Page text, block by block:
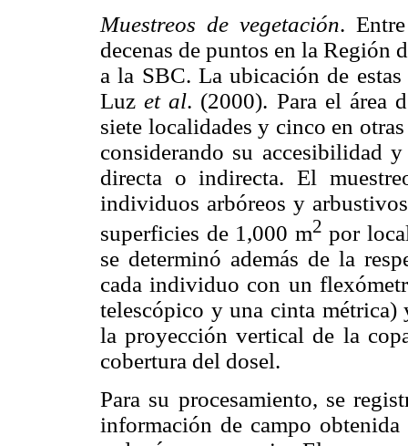
Muestreos de vegetación.
decenas de puntos en la Región
a la SBC. La ubicación de
Luzet al. (2000). Para el área
siete localidades y cinco en
considerando su accesibilidad
directa o indirecta. El
individuos arbóreos y
superficies de 1,000 m2 por
se determinó además de la
cada individuo con un
telescópico y una cinta
la proyección vertical de la
cobertura del dosel.
Para su procesamiento, se
información de campo